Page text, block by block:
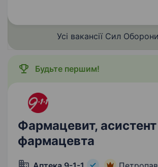
за мужність, професіоналізм і
Усі вакансії Сил Оборони
Будьте першим!
Фармацевит, асистент
фармацевта